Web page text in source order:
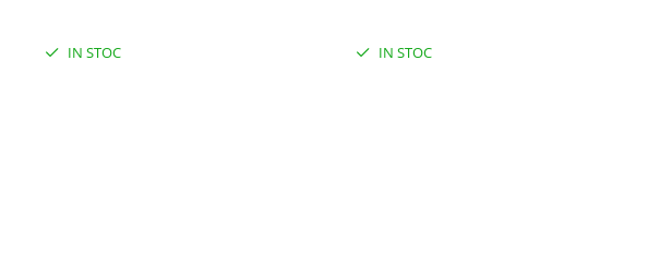
IN STOC IN STOC